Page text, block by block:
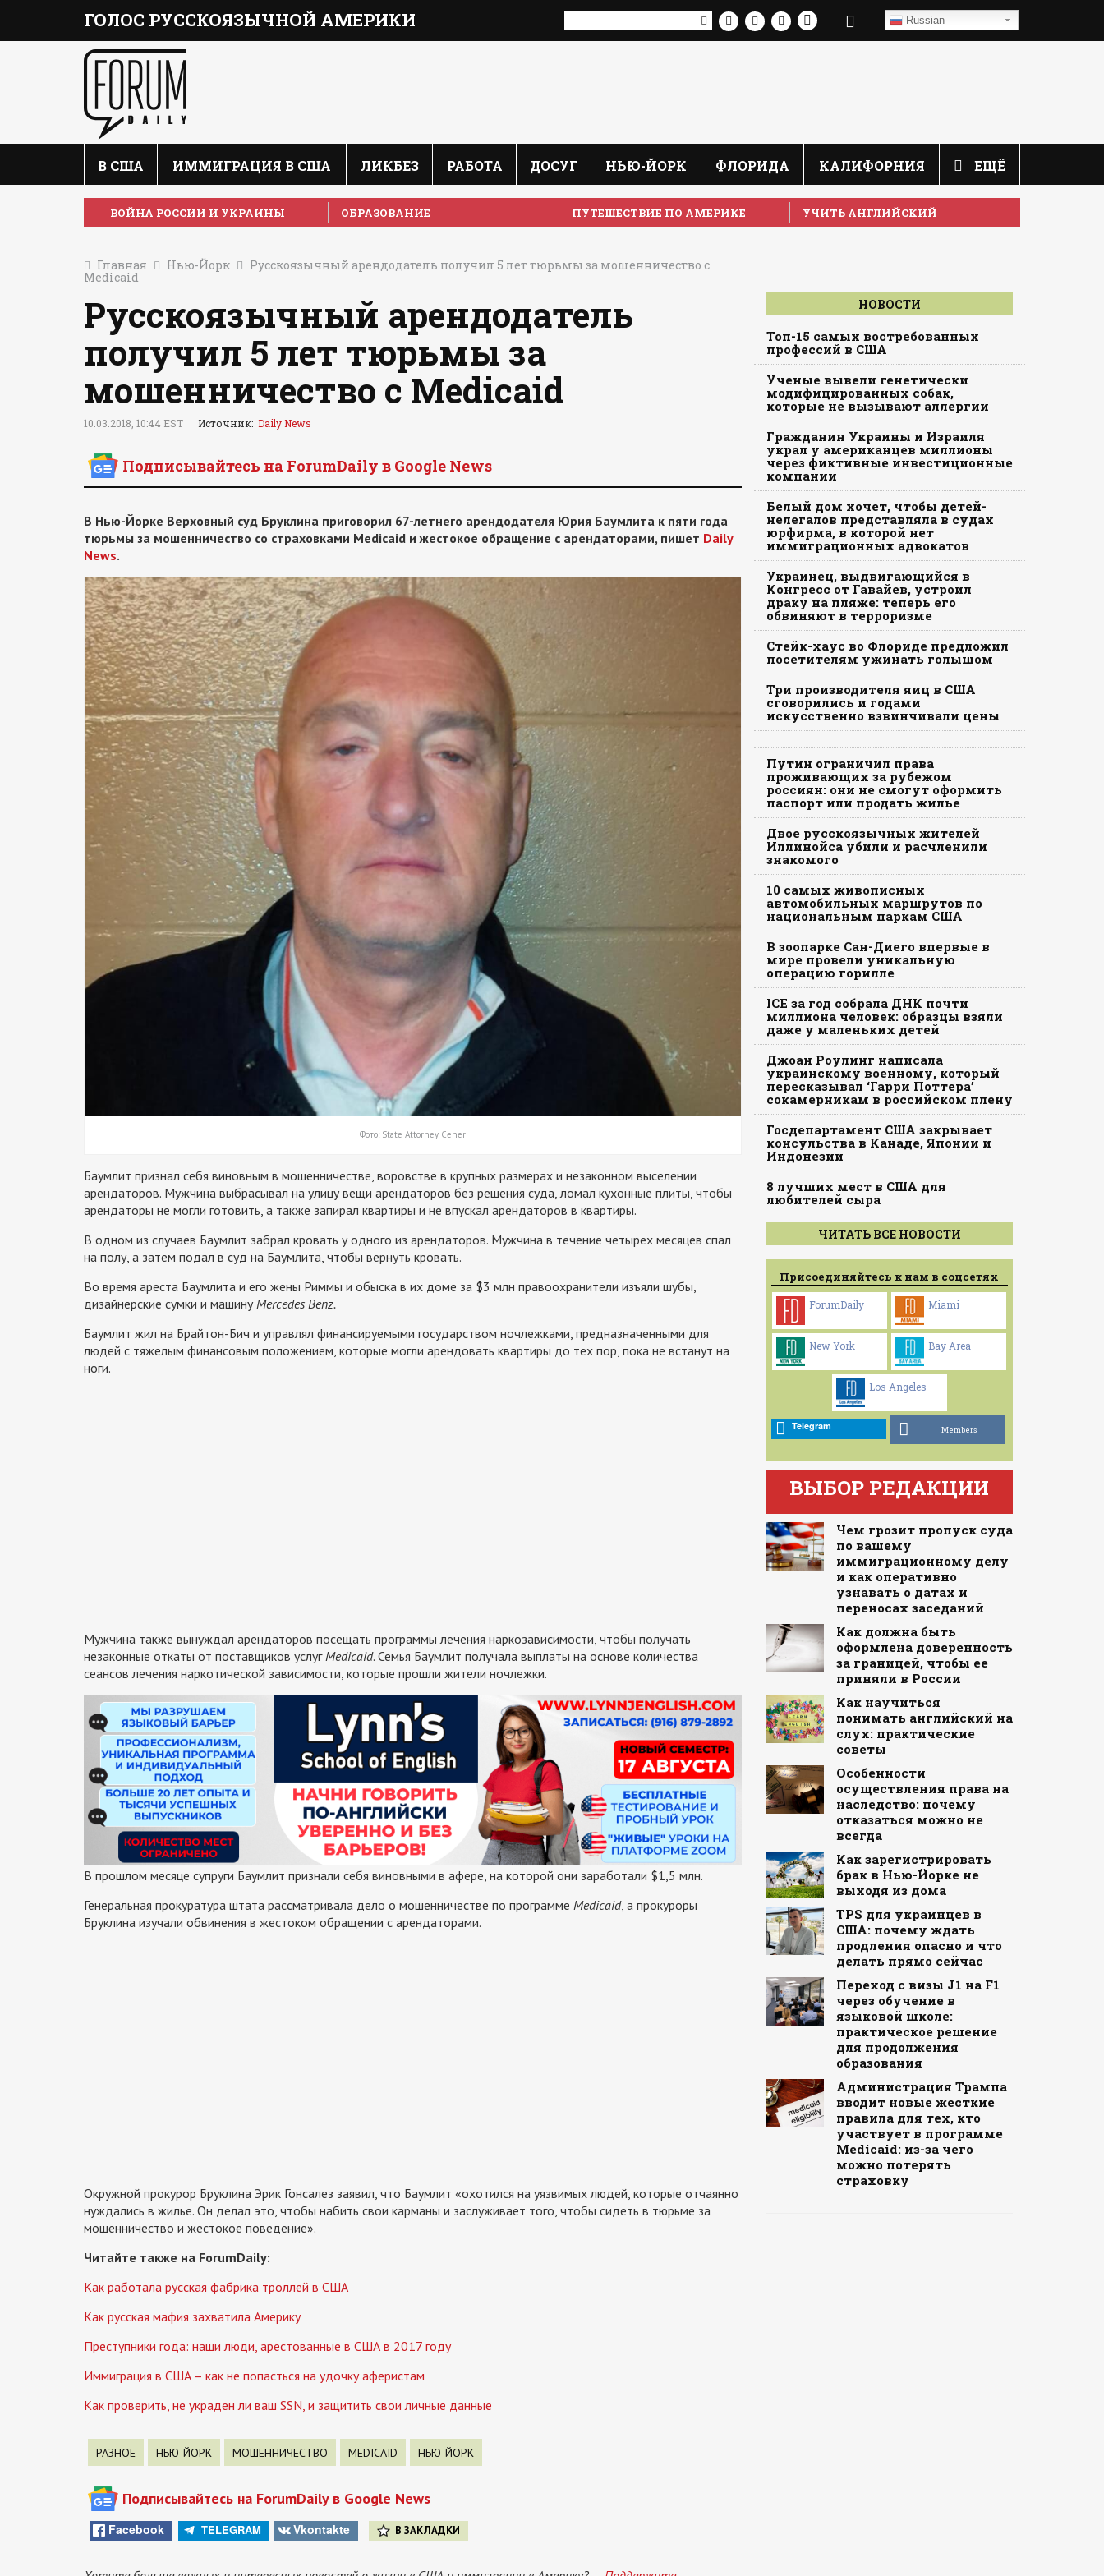
ГОЛОС РУССКОЯЗЫЧНОЙ АМЕРИКИ Russian
В США ИММИГРАЦИЯ В США ЛИКБЕЗ РАБОТА ДОСУГ НЬЮ-ЙОРК ФЛОРИДА КАЛИФОРНИЯ ЕЩЁ
ВОЙНА РОССИИ И УКРАИНЫ ОБРАЗОВАНИЕ ПУТЕШЕСТВИЕ ПО АМЕРИКЕ УЧИТЬ АНГЛИЙСКИЙ
Главная Нью-Йорк Русскоязычный арендодатель получил 5 лет тюрьмы за мошенничество с
Medicaid
Русскоязычный арендодатель
получил 5 лет тюрьмы за
мошенничество с Medicaid
10.03.2018, 10:44 EST Источник: Daily News
Подписывайтесь на ForumDaily в Google News
В Нью-Йорке Верховный суд Бруклина приговорил 67-летнего арендодателя Юрия Баумлита к пяти года
тюрьмы за мошенничество со страховками Medicaid и жестокое обращение с арендаторами, пишет Daily
News.
Фото: State Attorney Cener
Баумлит признал себя виновным в мошенничестве, воровстве в крупных размерах и незаконном выселении
арендаторов. Мужчина выбрасывал на улицу вещи арендаторов без решения суда, ломал кухонные плиты, чтобы
арендаторы не могли готовить, а также запирал квартиры и не впускал арендаторов в квартиры.
В одном из случаев Баумлит забрал кровать у одного из арендаторов. Мужчина в течение четырех месяцев спал
на полу, а затем подал в суд на Баумлита, чтобы вернуть кровать.
Во время ареста Баумлита и его жены Риммы и обыска в их доме за $3 млн правоохранители изъяли шубы,
дизайнерские сумки и машинуMercedes Benz.
Баумлит жил на Брайтон-Бич и управлял финансируемыми государством ночлежками, предназначенными для
людей с тяжелым финансовым положением, которые могли арендовать квартиры до тех пор, пока не встанут на
ноги.
Мужчина также вынуждал арендаторов посещать программы лечения наркозависимости, чтобы получать
незаконные откаты от поставщиков услугMedicaid. Семья Баумлит получала выплаты на основе количества
сеансов лечения наркотической зависимости, которые прошли жители ночлежки.
В прошлом месяце супруги Баумлит признали себя виновными в афере, на которой они заработали $1,5 млн.
Генеральная прокуратура штата рассматривала дело о мошенничестве по программе Medicaid, а прокуроры
Бруклина изучали обвинения в жестоком обращении с арендаторами.
Окружной прокурор Бруклина Эрик Гонсалез заявил, что Баумлит «охотился на уязвимых людей, которые отчаянно
нуждались в жилье. Он делал это, чтобы набить свои карманы и заслуживает того, чтобы сидеть в тюрьме за
мошенничество и жестокое поведение».
Читайте также на ForumDaily:
Как работала русская фабрика троллей в США
Как русская мафия захватила Америку
Преступники года: наши люди, арестованные в США в 2017 году
Иммиграция в США – как не попасться на удочку аферистам
Как проверить, не украден ли ваш SSN, и защитить свои личные данные
РАЗНОЕ НЬЮ-ЙОРК МОШЕННИЧЕСТВО MEDICAID НЬЮ-ЙОРК
Подписывайтесь на ForumDaily в Google News
Facebook TELEGRAM Vkontakte В ЗАКЛАДКИ
НОВОСТИ
Топ-15 самых востребованных
профессий в США
Ученые вывели генетически
модифицированных собак,
которые не вызывают аллергии
Гражданин Украины и Израиля
украл у американцев миллионы
через фиктивные инвестиционные
компании
Белый дом хочет, чтобы детей-
нелегалов представляла в судах
юрфирма, в которой нет
иммиграционных адвокатов
Украинец, выдвигающийся в
Конгресс от Гавайев, устроил
драку на пляже: теперь его
обвиняют в терроризме
Стейк-хаус во Флориде предложил
посетителям ужинать голышом
Три производителя яиц в США
сговорились и годами
искусственно взвинчивали цены
Путин ограничил права
проживающих за рубежом
россиян: они не смогут оформить
паспорт или продать жилье
Двое русскоязычных жителей
Иллинойса убили и расчленили
знакомого
10 самых живописных
автомобильных маршрутов по
национальным паркам США
В зоопарке Сан-Диего впервые в
мире провели уникальную
операцию горилле
ICE за год собрала ДНК почти
миллиона человек: образцы взяли
даже у маленьких детей
Джоан Роулинг написала
украинскому военному, который
пересказывал ‘Гарри Поттера’
сокамерникам в российском плену
Госдепартамент США закрывает
консульства в Канаде, Японии и
Индонезии
8 лучших мест в США для
любителей сыра
ЧИТАТЬ ВСЕ НОВОСТИ
Присоединяйтесь к нам в соцсетях
ForumDaily Miami
New York Bay Area
Los Angeles
Telegram Members
ВЫБОР РЕДАКЦИИ
Чем грозит пропуск суда
по вашему
иммиграционному делу
и как оперативно
узнавать о датах и
переносах заседаний
Как должна быть
оформлена доверенность
за границей, чтобы ее
приняли в России
Как научиться
понимать английский на
слух: практические
советы
Особенности
осуществления права на
наследство: почему
отказаться можно не
всегда
Как зарегистрировать
брак в Нью-Йорке не
выходя из дома
TPS для украинцев в
США: почему ждать
продления опасно и что
делать прямо сейчас
Переход с визы J1 на F1
через обучение в
языковой школе:
практическое решение
для продолжения
образования
Администрация Трампа
вводит новые жесткие
правила для тех, кто
участвует в программе
Medicaid: из-за чего
можно потерять
страховку